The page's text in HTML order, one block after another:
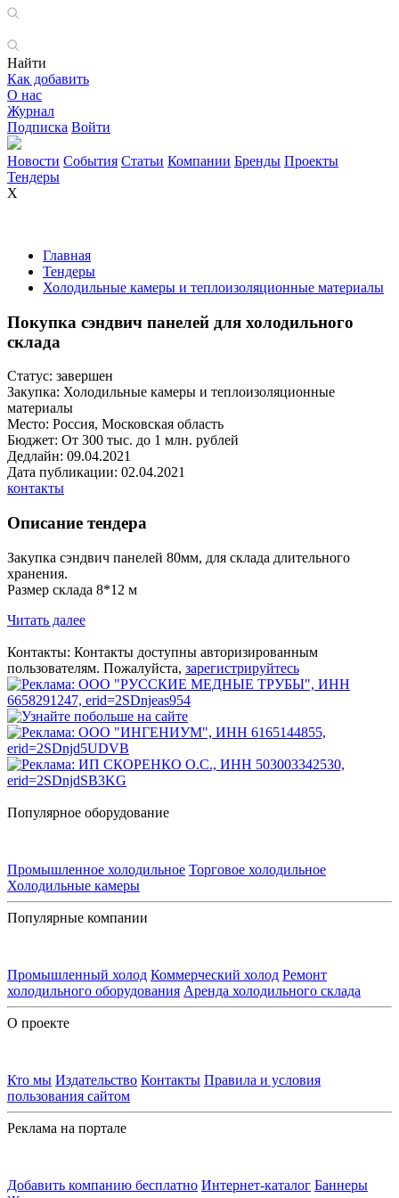
Найти
Как добавить
О нас
Журнал
Подписка Войти
Новости События Статьи Компании Бренды Проекты
Тендеры
X
Главная
Тендеры
Холодильные камеры и теплоизоляционные материалы
Покупка сэндвич панелей для холодильного
склада
Статус: завершен
Закупка: Холодильные камеры и теплоизоляционные
материалы
Место: Россия, Московская область
Бюджет: От 300 тыс. до 1 млн. рублей
Дедлайн: 09.04.2021
Дата публикации: 02.04.2021
контакты
Описание тендера
Закупка сэндвич панелей 80мм, для склада длительного
хранения.
Размер склада 8*12 м
Читать далее
Контакты: Контакты доступны авторизированным
пользователям. Пожалуйста, зарегистрируйтесь
Популярное оборудование
Промышленное холодильное Торговое холодильное
Холодильные камеры
Популярные компании
Промышленный холод Коммерческий холод Ремонт
холодильного оборудования Аренда холодильного склада
О проекте
Кто мы Издательство Контакты Правила и условия
пользования сайтом
Реклама на портале
Добавить компанию бесплатно Интернет-каталог Баннеры